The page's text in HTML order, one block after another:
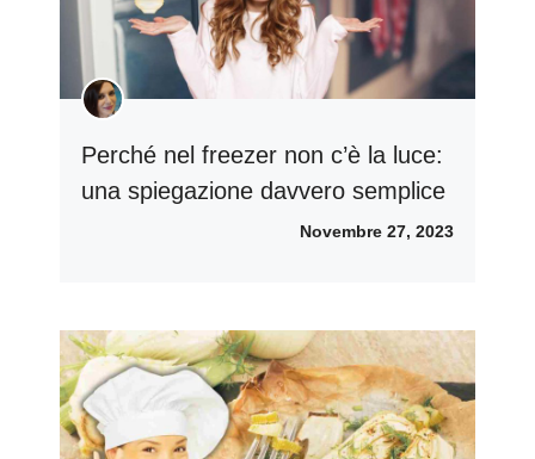
Perché nel freezer non c’è la luce:
una spiegazione davvero semplice
Novembre 27, 2023